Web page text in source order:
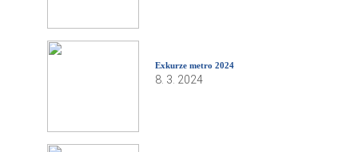
Exkurze metro 2024
8. 3. 2024